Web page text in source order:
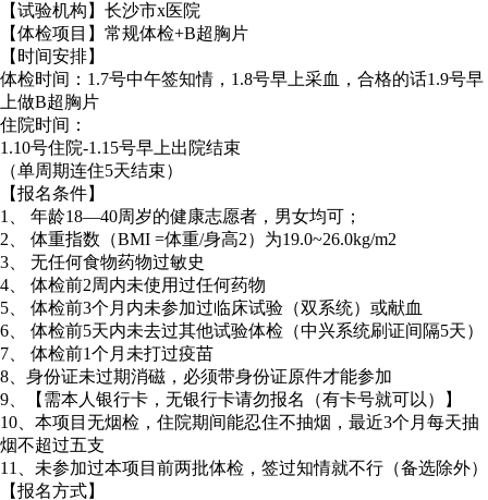
【试验机构】长沙市x医院
【体检项目】常规体检+B超胸片
【时间安排】
体检时间：1.7号中午签知情，1.8号早上采血，合格的话1.9号早
上做B超胸片
住院时间：
1.10号住院-1.15号早上出院结束
（单周期连住5天结束）
【报名条件】
1、 年龄18—40周岁的健康志愿者，男女均可；
2、 体重指数（BMI =体重/身高2）为19.0~26.0kg/m2
3、 无任何食物药物过敏史
4、 体检前2周内未使用过任何药物
5、 体检前3个月内未参加过临床试验（双系统）或献血
6、 体检前5天内未去过其他试验体检（中兴系统刷证间隔5天）
7、 体检前1个月未打过疫苗
8、身份证未过期消磁，必须带身份证原件才能参加
9、【需本人银行卡，无银行卡请勿报名（有卡号就可以）】
10、本项目无烟检，住院期间能忍住不抽烟，最近3个月每天抽
烟不超过五支
11、未参加过本项目前两批体检，签过知情就不行（备选除外）
【报名方式】